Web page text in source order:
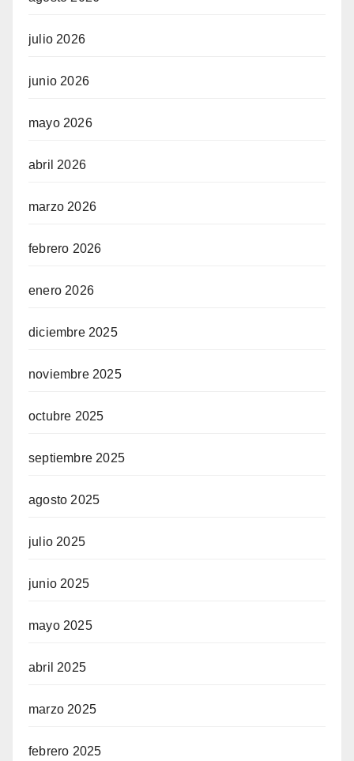
julio 2026
junio 2026
mayo 2026
abril 2026
marzo 2026
febrero 2026
enero 2026
diciembre 2025
noviembre 2025
octubre 2025
septiembre 2025
agosto 2025
julio 2025
junio 2025
mayo 2025
abril 2025
marzo 2025
febrero 2025